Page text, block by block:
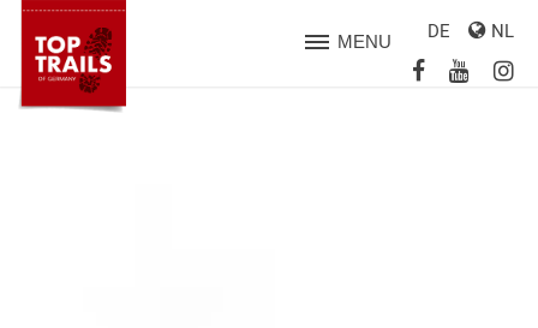
MENU DE NL